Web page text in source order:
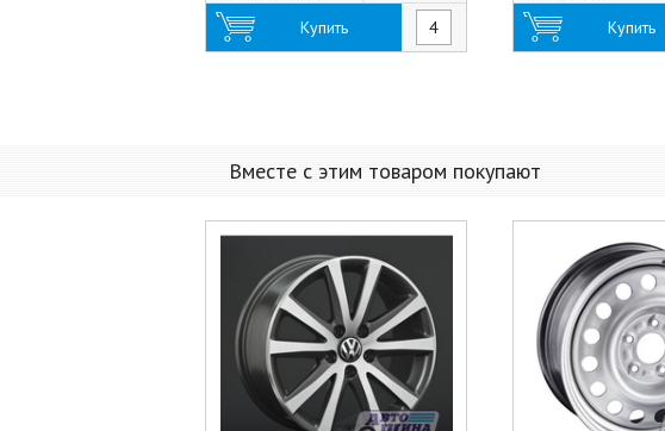
Купить Купить
Вместе с этим товаром покупают